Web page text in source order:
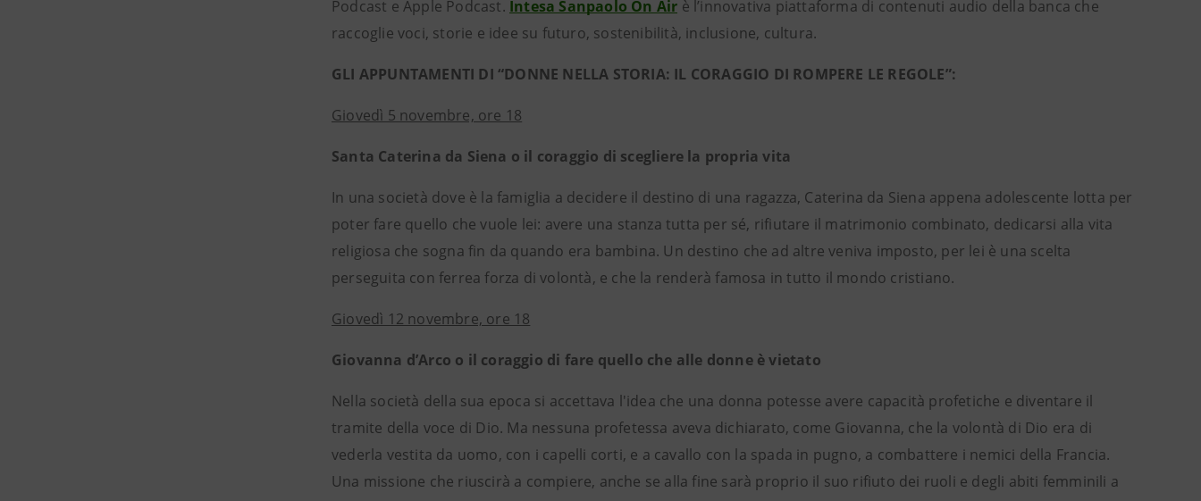
Podcast e Apple Podcast. Intesa Sanpaolo On Air è l’innovativa piattaforma di contenuti audio della banca che
raccoglie voci, storie e idee su futuro, sostenibilità, inclusione, cultura.
GLI APPUNTAMENTI DI “DONNE NELLA STORIA: IL CORAGGIO DI ROMPERE LE REGOLE”:
Giovedì 5 novembre, ore 18
Santa Caterina da Siena o il coraggio di scegliere la propria vita
In una società dove è la famiglia a decidere il destino di una ragazza, Caterina da Siena appena adolescente lotta per
poter fare quello che vuole lei: avere una stanza tutta per sé, rifiutare il matrimonio combinato, dedicarsi alla vita
religiosa che sogna fin da quando era bambina. Un destino che ad altre veniva imposto, per lei è una scelta
perseguita con ferrea forza di volontà, e che la renderà famosa in tutto il mondo cristiano.
Giovedì 12 novembre, ore 18
Giovanna d’Arco o il coraggio di fare quello che alle donne è vietato
Nella società della sua epoca si accettava l'idea che una donna potesse avere capacità profetiche e diventare il
tramite della voce di Dio. Ma nessuna profetessa aveva dichiarato, come Giovanna, che la volontà di Dio era di
vederla vestita da uomo, con i capelli corti, e a cavallo con la spada in pugno, a combattere i nemici della Francia.
Una missione che riuscirà a compiere, anche se alla fine sarà proprio il suo rifiuto dei ruoli e degli abiti femminili a